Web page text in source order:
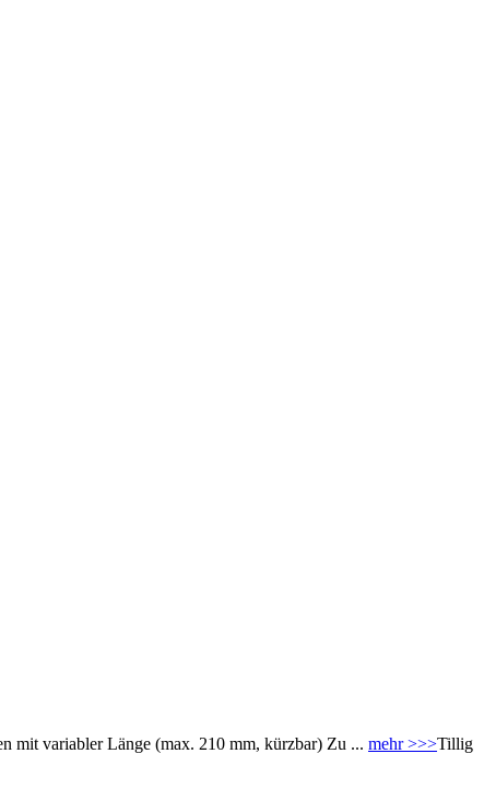
mit variabler Länge (max. 210 mm, kürzbar) Zu ... mehr >>>Tillig